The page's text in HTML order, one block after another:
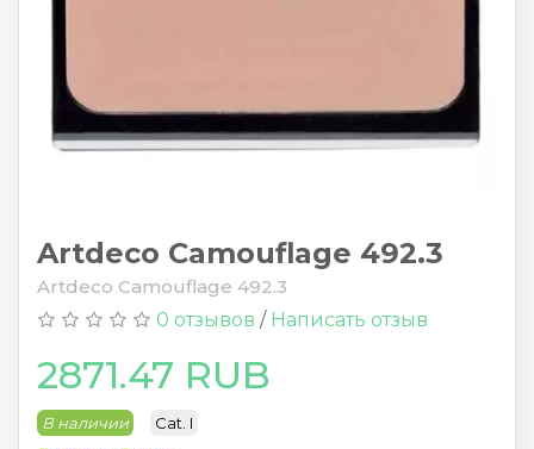
Artdeco Camouflage 492.3
Artdeco Camouflage 492.3
0 отзывов / Написать отзыв
2871.47 RUB
В наличии Cat. I